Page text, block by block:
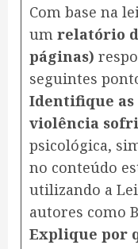
Com base na
um relatório
páginas)
seguintes
Identifique
violência
psicológica,
no conteúdo
utilizando a
autores como
Explique por